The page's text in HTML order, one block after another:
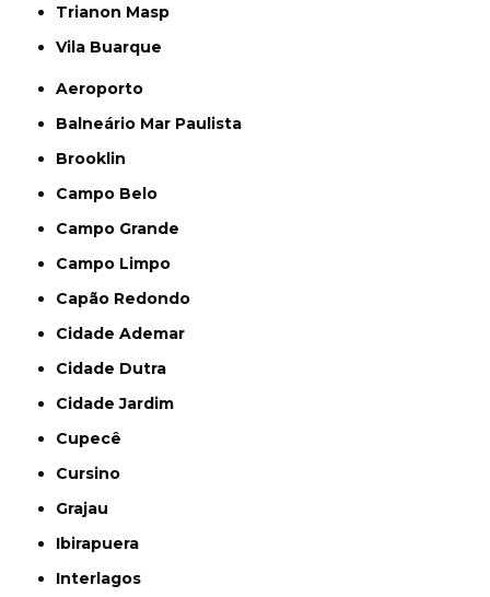
Trianon Masp
Vila Buarque
Aeroporto
Balneário Mar Paulista
Brooklin
Campo Belo
Campo Grande
Campo Limpo
Capão Redondo
Cidade Ademar
Cidade Dutra
Cidade Jardim
Cupecê
Cursino
Grajau
Ibirapuera
Interlagos